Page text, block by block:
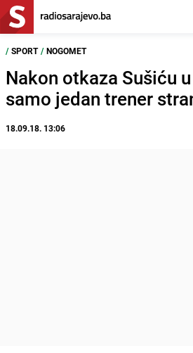
/ SPORT / NOGOMET
Nakon otkaza Sušiću
samo jedan trener
18.09.18. 13:06